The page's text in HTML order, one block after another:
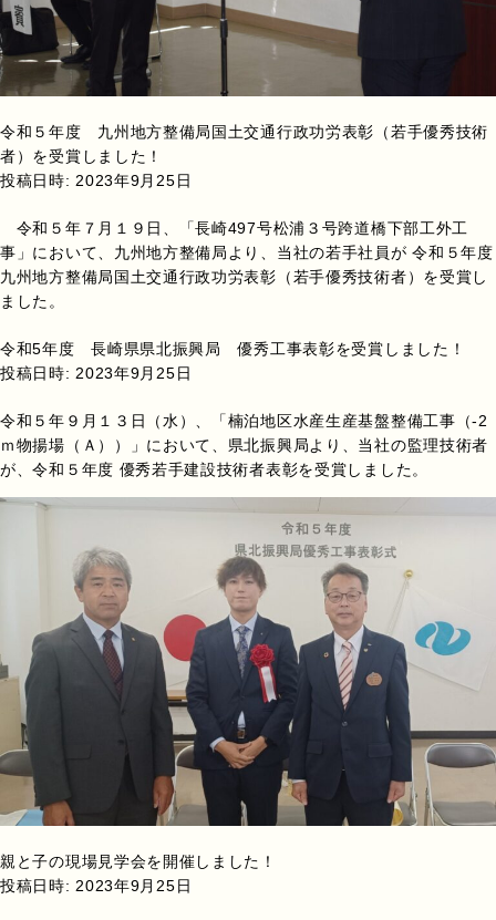
令和５年度 九州地方整備局国土交通行政功労表彰（若手優秀技術
者）を受賞しました！
投稿日時: 2023年9月25日
令和５年７月１９日、「長崎497号松浦３号跨道橋下部工外工
事」において、九州地方整備局より、当社の若手社員が 令和５年度
九州地方整備局国土交通行政功労表彰（若手優秀技術者）を受賞し
ました。
令和5年度 長崎県県北振興局 優秀工事表彰を受賞しました！
投稿日時: 2023年9月25日
令和５年９月１３日（水）、「楠泊地区水産生産基盤整備工事（-2
ｍ物揚場（Ａ））」において、県北振興局より、当社の監理技術者
が、令和５年度 優秀若手建設技術者表彰を受賞しました。
親と子の現場見学会を開催しました！
投稿日時: 2023年9月25日